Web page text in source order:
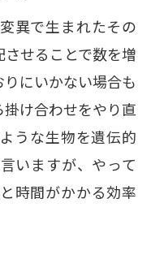
異で生まれたその
せることで数を増
にいかない場合も
け合わせをやり直
うな生物を遺伝的
いますが、やって
時間がかかる効率